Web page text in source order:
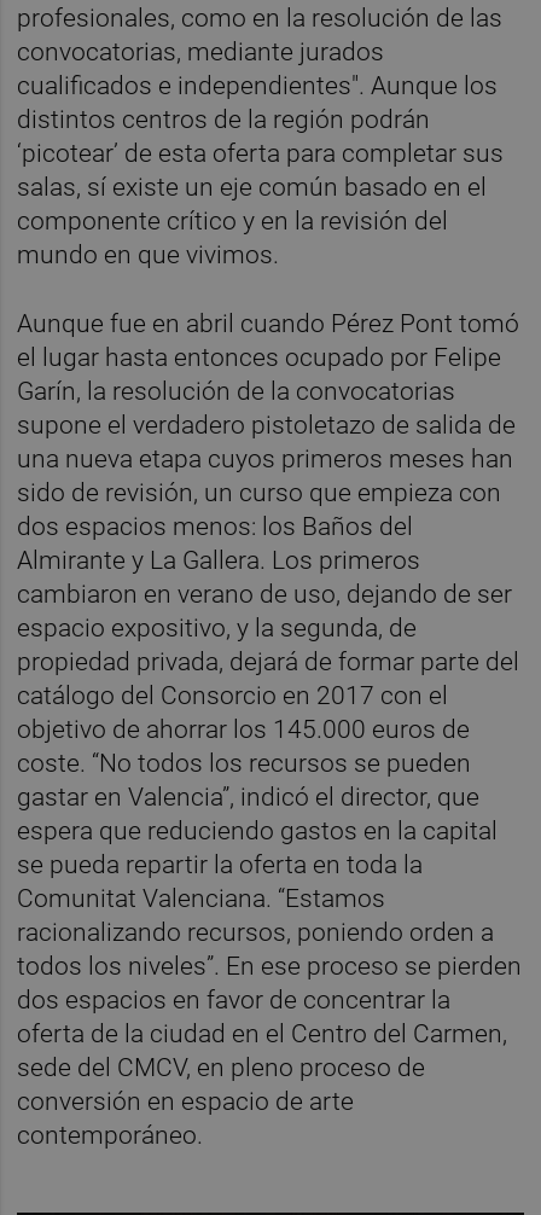
profesionales, como en la resolución de las
convocatorias, mediante jurados
cualificados e independientes". Aunque los
distintos centros de la región podrán
‘picotear’ de esta oferta para completar sus
salas, sí existe un eje común basado en el
componente crítico y en la revisión del
mundo en que vivimos.
Aunque fue en abril cuando Pérez Pont tomó
el lugar hasta entonces ocupado por Felipe
Garín, la resolución de la convocatorias
supone el verdadero pistoletazo de salida de
una nueva etapa cuyos primeros meses han
sido de revisión, un curso que empieza con
dos espacios menos: los Baños del
Almirante y La Gallera. Los primeros
cambiaron en verano de uso, dejando de ser
espacio expositivo, y la segunda, de
propiedad privada, dejará de formar parte del
catálogo del Consorcio en 2017 con el
objetivo de ahorrar los 145.000 euros de
coste. “No todos los recursos se pueden
gastar en Valencia”, indicó el director, que
espera que reduciendo gastos en la capital
se pueda repartir la oferta en toda la
Comunitat Valenciana. “Estamos
racionalizando recursos, poniendo orden a
todos los niveles”. En ese proceso se pierden
dos espacios en favor de concentrar la
oferta de la ciudad en el Centro del Carmen,
sede del CMCV, en pleno proceso de
conversión en espacio de arte
contemporáneo.